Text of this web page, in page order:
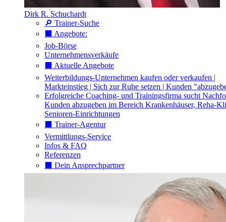
Dirk R. Schuchardt
🔎 Trainer-Suche
⬛️ Angebote:
Job-Börse
Unternehmensverkäufe
⬛️ Aktuelle Angebote
Weiterbildungs-Unternehmen kaufen oder verkaufen |
Markteinstieg | Sich zur Ruhe setzen | Kunden
Erfolgreiche Coaching- und Trainingsfirma sucht
Kunden abzugeben im Bereich Krankenhäuser, Reha-
Senioren-Einrichtungen
⬛️ Trainer-Agentur
Vermittlungs-Service
Infos & FAQ
Referenzen
⬛️ Dein Ansprechpartner